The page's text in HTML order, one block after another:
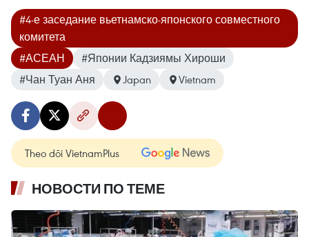
#4-е заседание вьетнамско-японского совместного
комитета
#АСЕАН
#Японии Кадзиямы Хироши
#Чан Туан Аня
Japan Vietnam
Theo dõi VietnamPlus
НОВОСТИ ПО ТЕМЕ